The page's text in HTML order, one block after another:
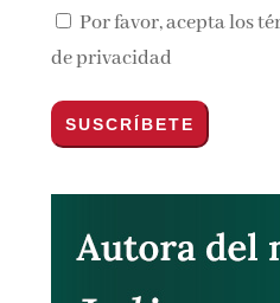
Por favor, acepta los
de privacidad